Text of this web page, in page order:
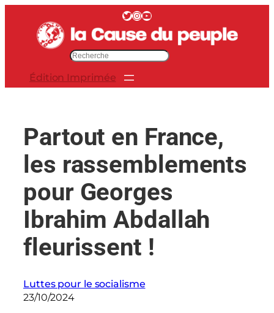
contenu
Twitter InstagramYouTube
r
Édition Imprimée
Partout en France,
les rassemblements
pour Georges
Ibrahim Abdallah
fleurissent !
Luttes pour le socialisme
23/10/2024